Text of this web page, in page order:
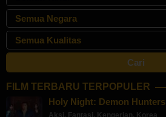
FILM TERBARU TERPOPULER
Holy Night: Demon Hunters
Aksi , Fantasi , Kengerian, Korea